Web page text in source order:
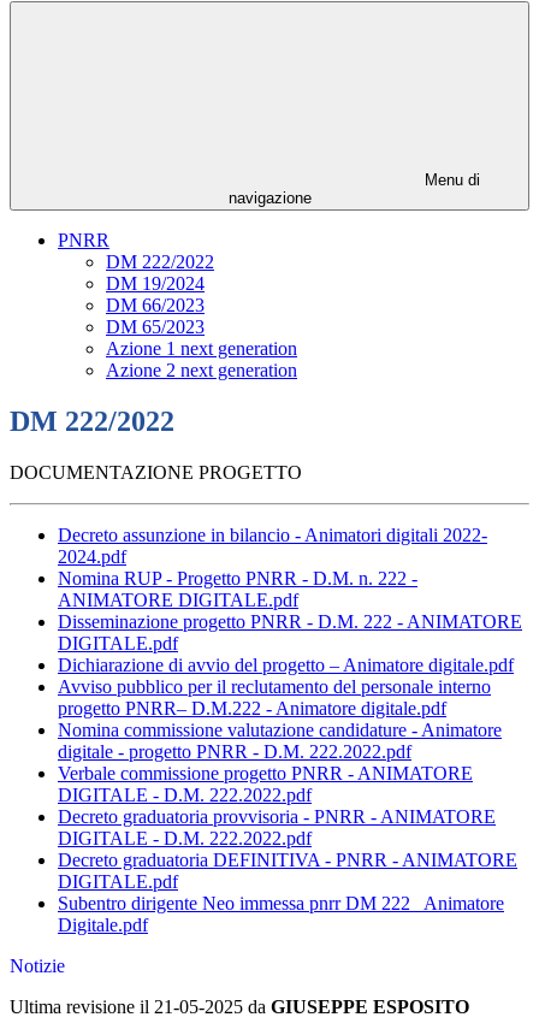
Menu di
navigazione
PNRR
DM 222/2022
DM 19/2024
DM 66/2023
DM 65/2023
Azione 1 next generation
Azione 2 next generation
DM 222/2022
DOCUMENTAZIONE PROGETTO
Decreto assunzione in bilancio - Animatori digitali 2022-
2024.pdf
Nomina RUP - Progetto PNRR - D.M. n. 222 -
ANIMATORE DIGITALE.pdf
Disseminazione progetto PNRR - D.M. 222 - ANIMATORE
DIGITALE.pdf
Dichiarazione di avvio del progetto – Animatore digitale.pdf
Avviso pubblico per il reclutamento del personale interno
progetto PNRR– D.M.222 - Animatore digitale.pdf
Nomina commissione valutazione candidature - Animatore
digitale - progetto PNRR - D.M. 222.2022.pdf
Verbale commissione progetto PNRR - ANIMATORE
DIGITALE - D.M. 222.2022.pdf
Decreto graduatoria provvisoria - PNRR - ANIMATORE
DIGITALE - D.M. 222.2022.pdf
Decreto graduatoria DEFINITIVA - PNRR - ANIMATORE
DIGITALE.pdf
Subentro dirigente Neo immessa pnrr DM 222_ Animatore
Digitale.pdf
Notizie
Ultima revisione il 21-05-2025 da GIUSEPPE ESPOSITO